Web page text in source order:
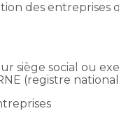
des
siège social ou
(registre